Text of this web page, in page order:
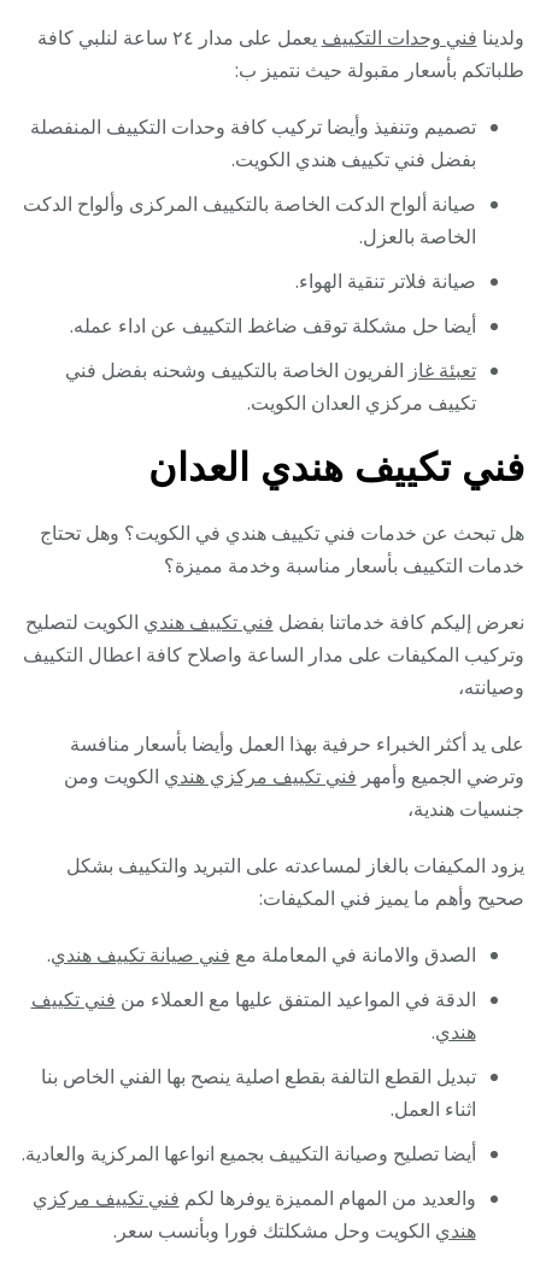
ولدينا فني وحدات التكييف
يعمل على مدار ٢٤ ساعة لنلبي كافة
طلباتكم بأسعار مقبولة حيث نتميز ب:
تصميم وتنفيذ وأيضا تركيب كافة وحدات التكييف المنفصلة
بفضل فني تكييف هندي الكويت.
صيانة ألواح الدكت الخاصة بالتكييف المركزى وألواح الدكت
الخاصة بالعزل.
صيانة فلاتر تنقية الهواء.
أيضا حل مشكلة توقف ضاغط التكييف عن اداء عمله.
تعبئة غاز الفريون الخاصة بالتكييف وشحنه بفضل فني
تكييف مركزي العدان الكويت.
فني تكييف هندي العدان
هل تبحث عن خدمات فني تكييف هندي في الكويت؟ وهل تحتاج
خدمات التكييف بأسعار مناسبة وخدمة مميزة؟
نعرض إليكم كافة خدماتنا بفضل فني تكييف هندي الكويت لتصليح
وتركيب المكيفات على مدار الساعة واصلاح كافة اعطال التكييف
وصيانته،
على يد أكثر الخبراء حرفية بهذا العمل وأيضا بأسعار منافسة
وترضي الجميع وأمهر فني تكييف مركزي هندي الكويت ومن
جنسيات هندية،
يزود المكيفات بالغاز لمساعدته على التبريد والتكييف بشكل
صحيح وأهم ما يميز فني المكيفات:
الصدق والامانة في المعاملة مع فني صيانة تكييف هندي.
الدقة في المواعيد المتفق عليها مع العملاء من فني تكييف
هندي.
تبديل القطع التالفة بقطع اصلية ينصح بها الفني الخاص بنا
اثناء العمل.
أيضا تصليح وصيانة التكييف بجميع انواعها المركزية والعادية.
والعديد من المهام المميزة يوفرها لكم فني تكييف مركزي
هندي الكويت وحل مشكلتك فورا وبأنسب سعر.